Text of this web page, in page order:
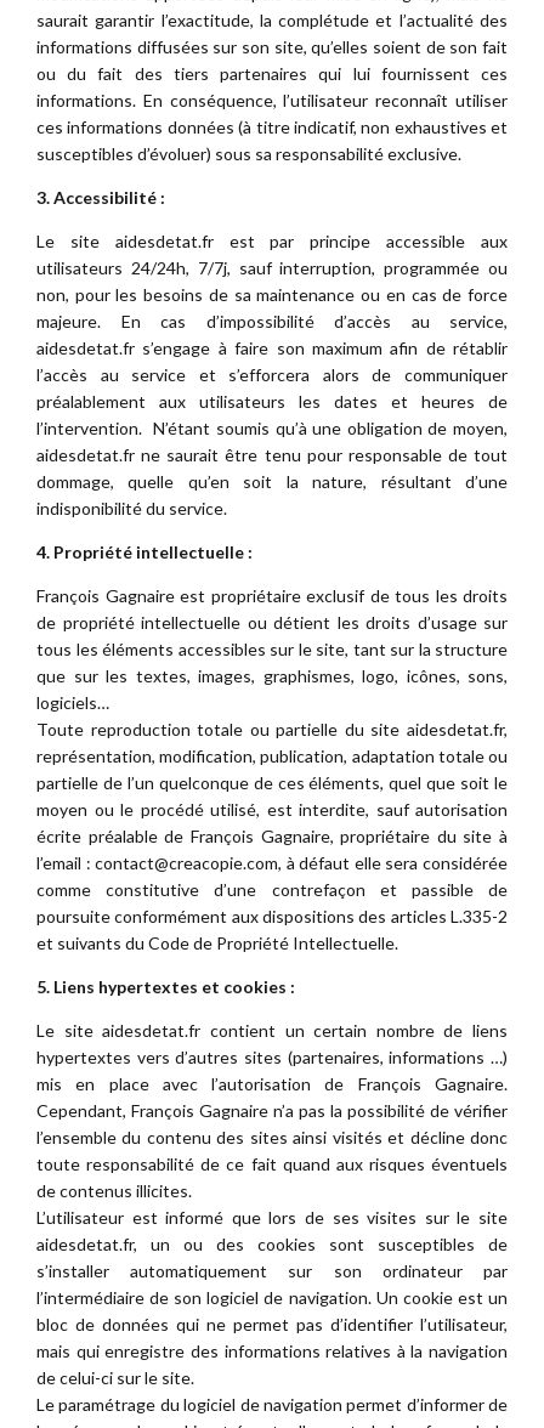
saurait garantir l’exactitude, la complétude et l’actualité des
informations diffusées sur son site, qu’elles soient de son fait
ou du fait des tiers partenaires qui lui fournissent ces
informations. En conséquence, l’utilisateur reconnaît utiliser
ces informations données (à titre indicatif, non exhaustives et
susceptibles d’évoluer) sous sa responsabilité exclusive.
3. Accessibilité :
Le site aidesdetat.fr est par principe accessible aux
utilisateurs 24/24h, 7/7j, sauf interruption, programmée ou
non, pour les besoins de sa maintenance ou en cas de force
majeure. En cas d’impossibilité d’accès au service,
aidesdetat.fr s’engage à faire son maximum afin de rétablir
l’accès au service et s’efforcera alors de communiquer
préalablement aux utilisateurs les dates et heures de
l’intervention. N’étant soumis qu’à une obligation de moyen,
aidesdetat.fr ne saurait être tenu pour responsable de tout
dommage, quelle qu’en soit la nature, résultant d’une
indisponibilité du service.
4. Propriété intellectuelle :
François Gagnaire est propriétaire exclusif de tous les droits
de propriété intellectuelle ou détient les droits d’usage sur
tous les éléments accessibles sur le site, tant sur la structure
que sur les textes, images, graphismes, logo, icônes, sons,
logiciels…
Toute reproduction totale ou partielle du site aidesdetat.fr,
représentation, modification, publication, adaptation totale ou
partielle de l’un quelconque de ces éléments, quel que soit le
moyen ou le procédé utilisé, est interdite, sauf autorisation
écrite préalable de François Gagnaire, propriétaire du site à
l’email : contact@creacopie.com, à défaut elle sera considérée
comme constitutive d’une contrefaçon et passible de
poursuite conformément aux dispositions des articles L.335-2
et suivants du Code de Propriété Intellectuelle.
5. Liens hypertextes et cookies :
Le site aidesdetat.fr contient un certain nombre de liens
hypertextes vers d’autres sites (partenaires, informations …)
mis en place avec l’autorisation de François Gagnaire.
Cependant, François Gagnaire n’a pas la possibilité de vérifier
l’ensemble du contenu des sites ainsi visités et décline donc
toute responsabilité de ce fait quand aux risques éventuels
de contenus illicites.
L’utilisateur est informé que lors de ses visites sur le site
aidesdetat.fr, un ou des cookies sont susceptibles de
s’installer automatiquement sur son ordinateur par
l’intermédiaire de son logiciel de navigation. Un cookie est un
bloc de données qui ne permet pas d’identifier l’utilisateur,
mais qui enregistre des informations relatives à la navigation
de celui-ci sur le site.
Le paramétrage du logiciel de navigation permet d’informer de